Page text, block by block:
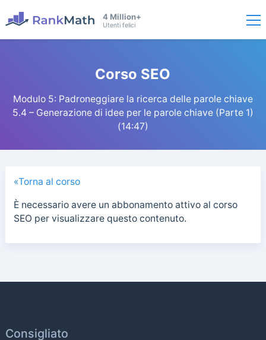
4 Million+
Utenti felici
Corso SEO
Modulo 5: Padroneggiare la ricerca delle parole chiave
5.4 – Generazione di idee per le parole chiave (Parte 1)
(14:47)
«Torna al corso
È necessario avere un abbonamento attivo al corso
SEO per visualizzare questo contenuto.
Consigliato